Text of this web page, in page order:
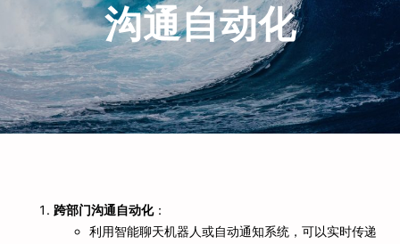
沟通自动化
跨部门沟通自动化：
利用智能聊天机器人或自动通知系统，可以实时传递